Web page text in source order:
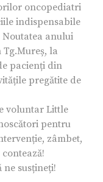
oncopediatri
indispensabile
anului
la
pacienți din
pregătite de
voluntar Little
pentru
zâmbet,
ne susțineți!